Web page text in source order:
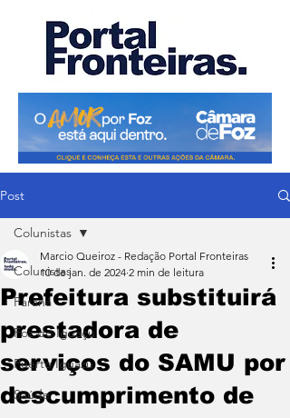
Post
Colunistas
Paraná
Foz do Iguaçu
Puerto Iguazu
Saúde
Colunistas
Prefeitura substituirá
prestadora de
serviços do SAMU por
descumprimento de
Marcio Queiroz - Redação Portal Fronteiras
10 de jan. de 2024 2 min de leitura